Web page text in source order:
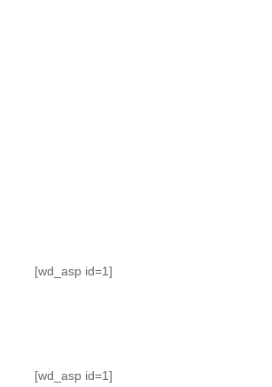
[wd_asp id=1]
[wd_asp id=1]